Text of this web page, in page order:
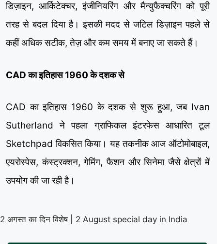
डिज़ाइन, आर्किटेक्चर, इंजीनियरिंग और मैन्युफैक्चरिंग को पूरी
तरह से बदल दिया है। इसकी मदद से जटिल डिज़ाइन पहले से
कहीं अधिक सटीक, तेज़ और कम समय में बनाए जा सकते हैं।
CAD का इतिहास 1960 के दशक से
CAD का इतिहास 1960 के दशक से शुरू हुआ, जब Ivan
Sutherland ने पहला ग्राफिकल इंटरफेस आधारित टूल
Sketchpad विकसित किया। यह तकनीक आज ऑटोमोबाइल,
एयरोस्पेस, कंस्ट्रक्शन, गेमिंग, फैशन और सिनेमा जैसे क्षेत्रों में
उपयोग की जा रही है।
2 अगस्त का दिन विशेष | 2 August special day in India